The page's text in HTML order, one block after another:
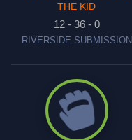
THE KID
12 - 36 - 0
RIVERSIDE SUBMISSION